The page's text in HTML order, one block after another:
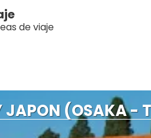
de viaje
JAPON (OSAKA -